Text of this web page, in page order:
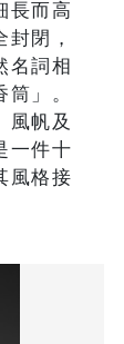
長而高
閉，
名詞相
」。
風帆及
一件十
風格接